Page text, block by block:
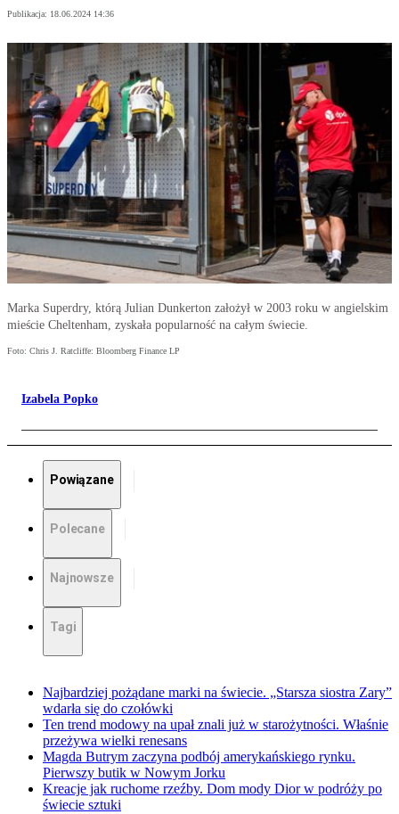
Publikacja: 18.06.2024 14:36
Marka Superdry, którą Julian Dunkerton założył w 2003 roku w angielskim
mieście Cheltenham, zyskała popularność na całym świecie.
Foto: Chris J. Ratcliffe: Bloomberg Finance LP
Izabela Popko
Powiązane
Polecane
Najnowsze
Tagi
Najbardziej pożądane marki na świecie. „Starsza siostra Zary”
wdarła się do czołówki
Ten trend modowy na upał znali już w starożytności. Właśnie
przeżywa wielki renesans
Magda Butrym zaczyna podbój amerykańskiego rynku.
Pierwszy butik w Nowym Jorku
Kreacje jak ruchome rzeźby. Dom mody Dior w podróży po
świecie sztuki